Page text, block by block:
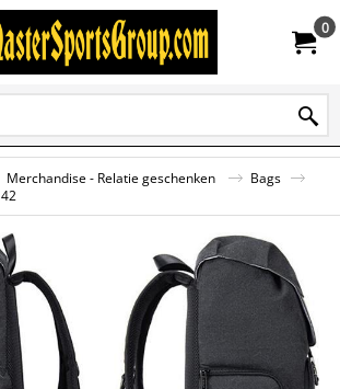
0
Merchandise - Relatie geschenken
Bags
42